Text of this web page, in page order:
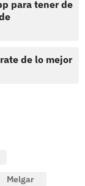
para tener de
de lo mejor
Melgar